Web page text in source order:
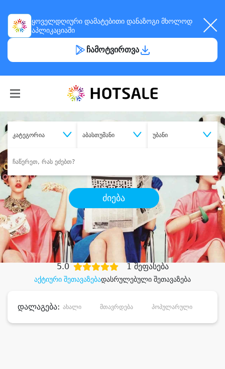
ყოველდღიური დამატებითი დანაზოგი მხოლოდ
აპლიკაციაში
ჩამოტვირთვა
კატეგორია აბასთუმანი უბანი
ძიება
შეიძინესასურველი მომსახურება
დიდი დანაზოგით
აქტიური შეთავაზებადასრულებული შეთავაზება
5.0 1 შეფასება
დალაგება: ახალი მთავრდება პოპულარული